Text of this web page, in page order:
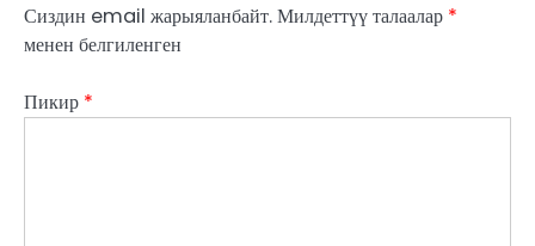
Сиздин email жарыяланбайт.Милдеттүү талаалар *
менен белгиленген
Пикир *